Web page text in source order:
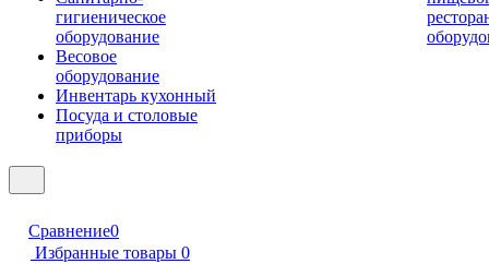
гигиеническое
оборудование
Весовое
оборудование
Инвентарь кухонный
Посуда и столовые
приборы
Сравнение0
Избранные товары 0